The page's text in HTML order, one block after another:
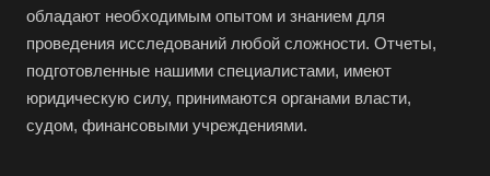
обладают необходимым опытом и знанием для
проведения исследований любой сложности. Отчеты,
подготовленные нашими специалистами, имеют
юридическую силу, принимаются органами власти,
судом, финансовыми учреждениями.